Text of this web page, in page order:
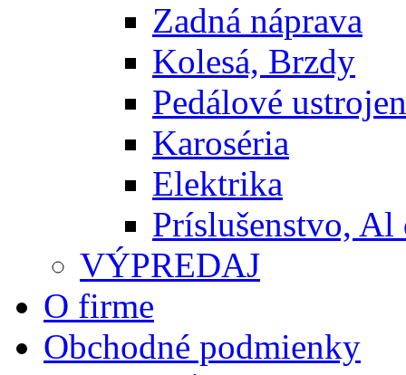
Zadná náprava
Kolesá, Brzdy
Pedálové
Karoséria
Elektrika
Príslušenstvo, Al
VÝPREDAJ
O firme
Obchodné podmienky